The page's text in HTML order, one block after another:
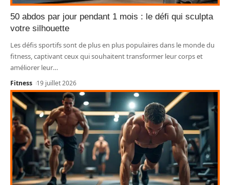
50 abdos par jour pendant 1 mois : le défi qui sculpta
votre silhouette
Les défis sportifs sont de plus en plus populaires dans le monde du
fitness, captivant ceux qui souhaitent transformer leur corps et
améliorer leur…
Fitness 19 juillet 2026